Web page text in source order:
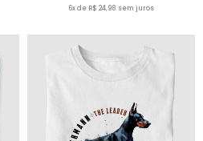
6x de R$ 24,98 sem juros